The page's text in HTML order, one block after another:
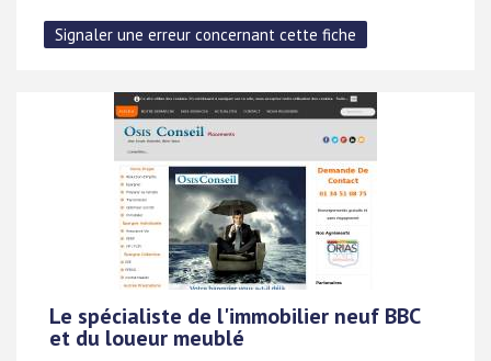
Le spécialiste de l'immobilier neuf BBC
et du loueur meublé